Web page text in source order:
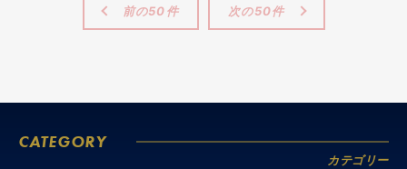
前の50件 次の50件
CATEGORY
カテゴリー